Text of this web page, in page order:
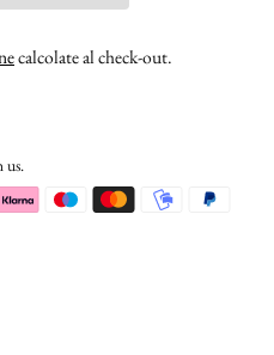
calcolate al check-out.
us.